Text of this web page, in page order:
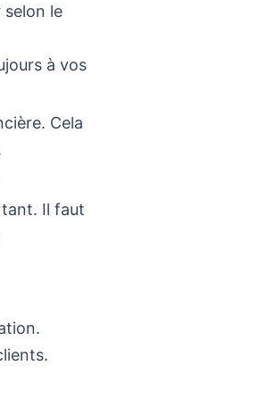
selon le
à vos
Cela
Il faut